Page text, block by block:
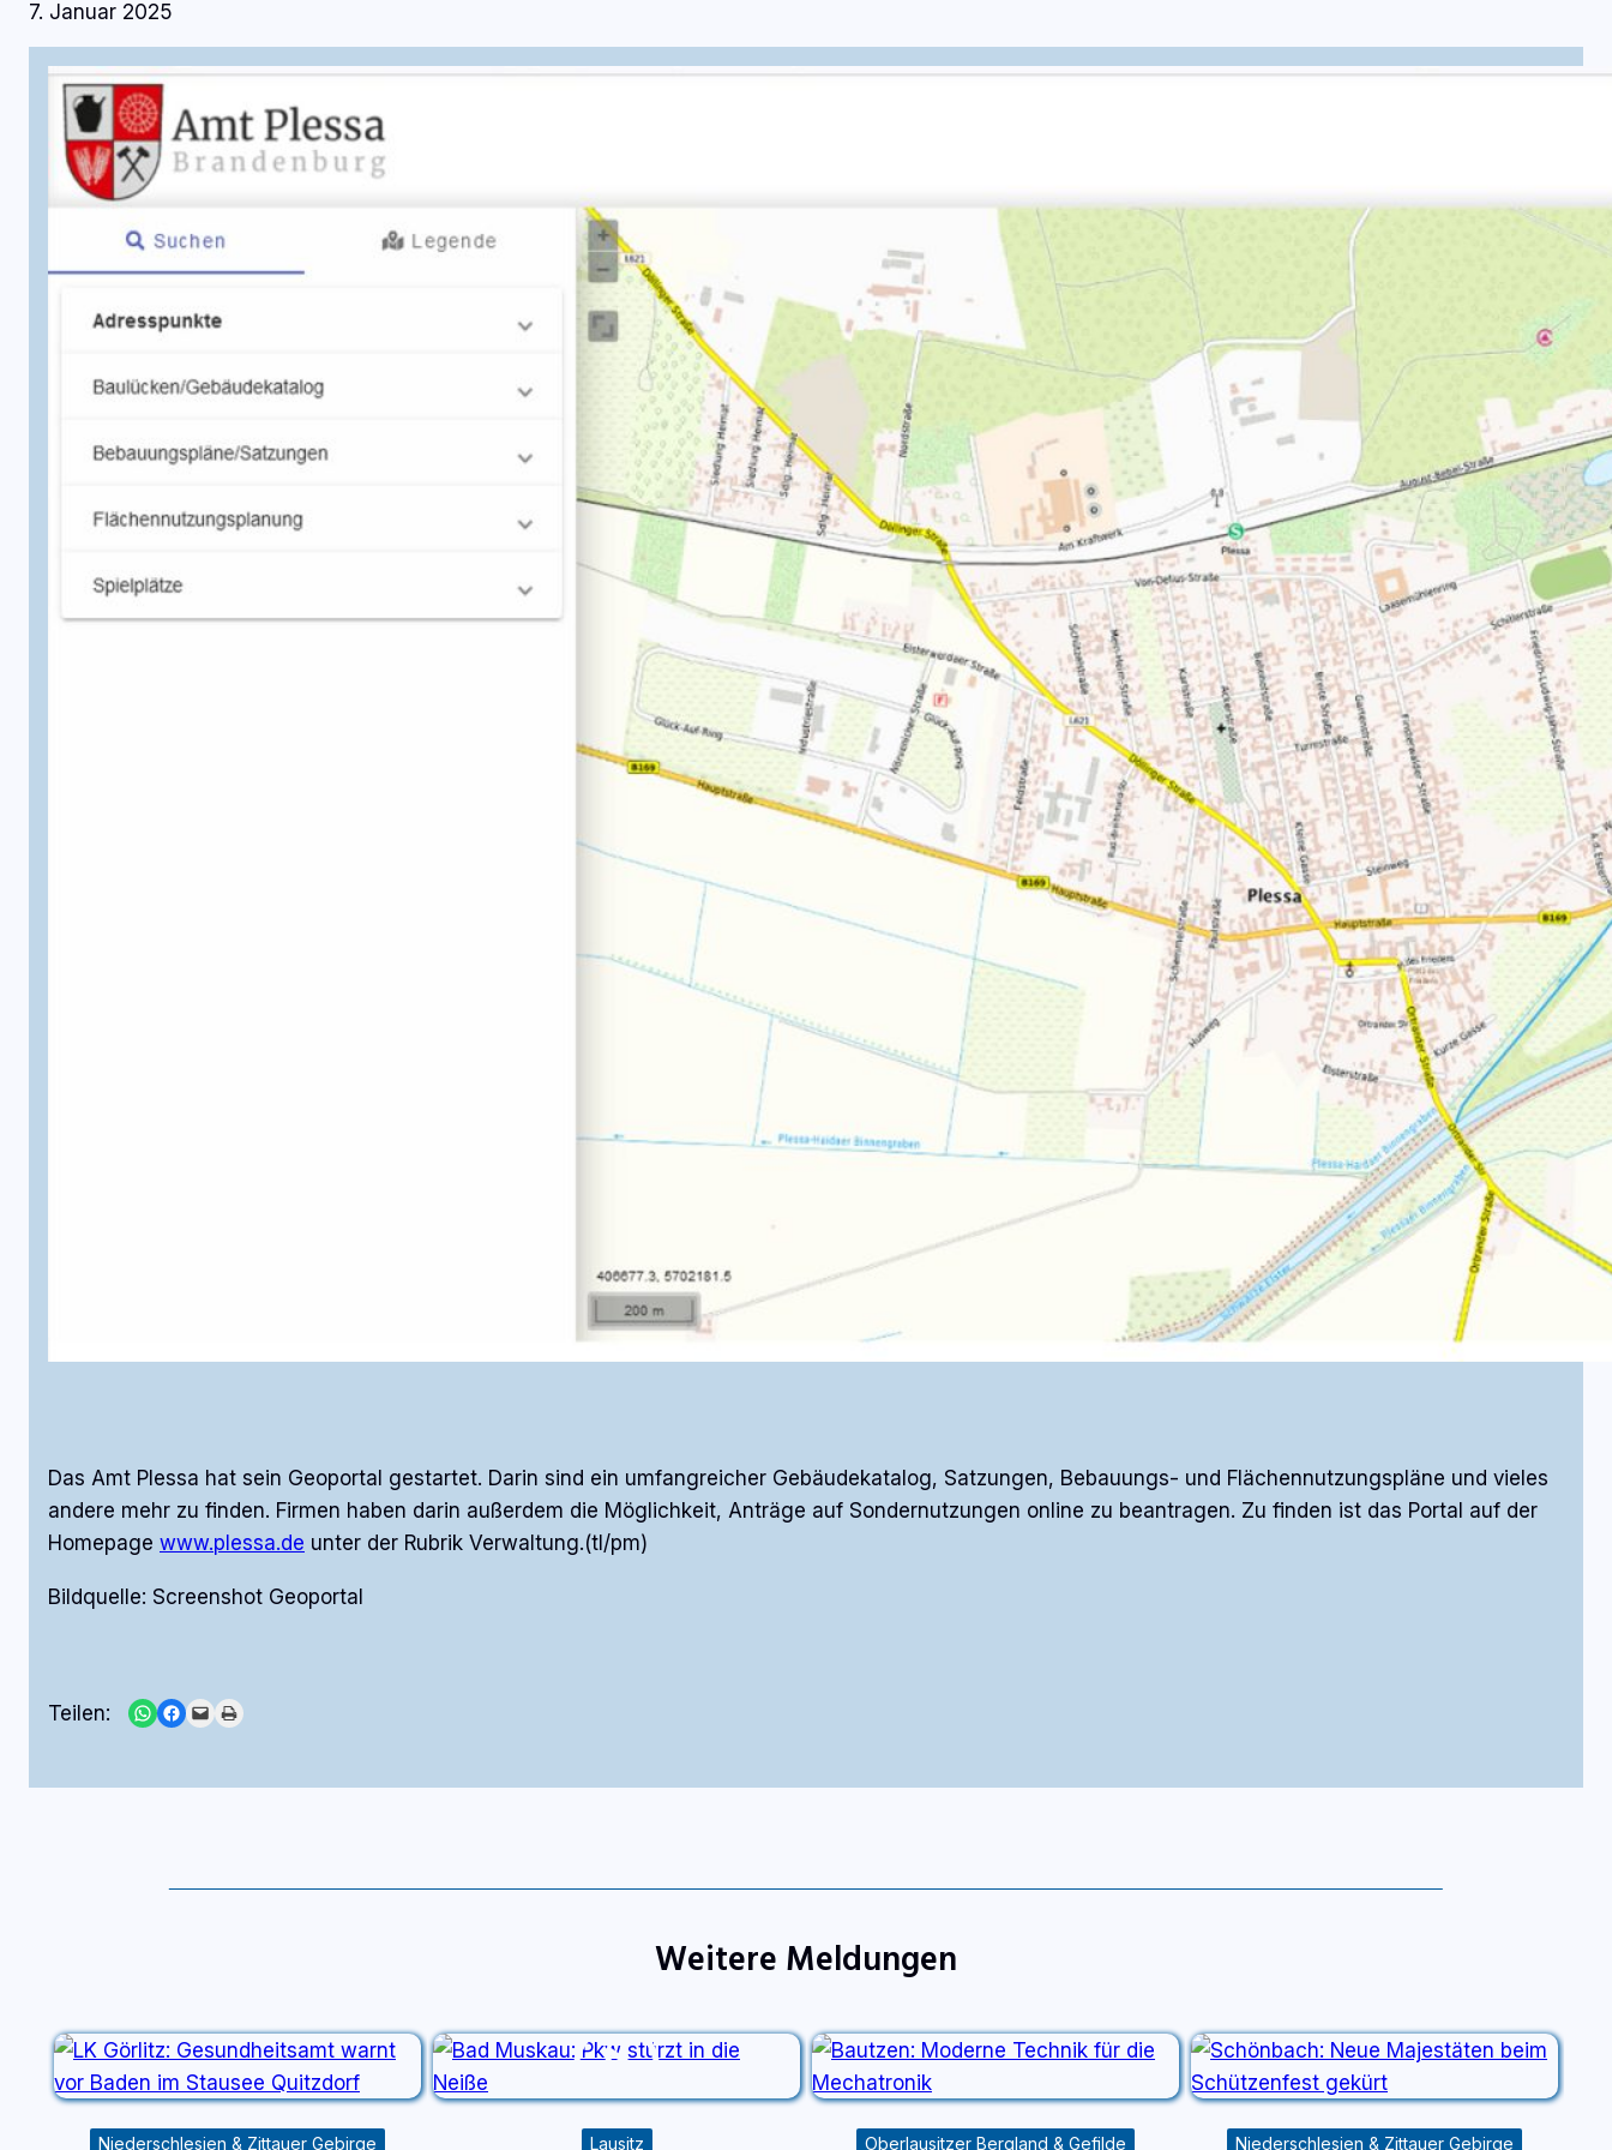
7. Januar 2025
Das Amt Plessa hat sein Geoportal gestartet. Darin sind ein umfangreicher Gebäudekatalog, Satzungen, Bebauungs- und Flächennutzungspläne und vieles
andere mehr zu finden. Firmen haben darin außerdem die Möglichkeit, Anträge auf Sondernutzungen online zu beantragen. Zu finden ist das Portal auf der
Homepage www.plessa.de unter der Rubrik Verwaltung.(tl/pm)
Bildquelle: Screenshot Geoportal
Teilen: Share on WhatsApp
Share on Facebook
Email this PagePrint this Page
Weitere Meldungen
Niederschlesien & Zittauer Gebirge Lausitz Oberlausitzer Bergland & Gefilde Niederschlesien & Zittauer Gebirge